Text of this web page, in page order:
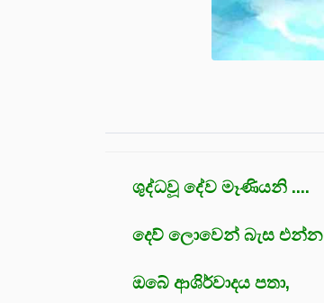
ශුද්ධවූ දේව මෑණියනි ....
දෙව් ලොවෙන් බැස එන්න
ඔබේ ආශිර්වාදය පතා,